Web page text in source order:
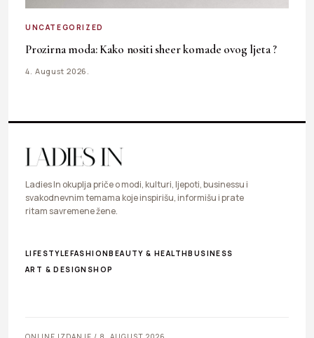
UNCATEGORIZED
Prozirna moda: Kako nositi sheer komade ovog ljeta ?
4. August 2026.
Ladies In okuplja priče o modi, kulturi, ljepoti, businessu i
svakodnevnim temama koje inspirišu, informišu i prate
ritam savremene žene.
LIFESTYLEFASHIONBEAUTY & HEALTHBUSINESS
ART & DESIGN SHOP